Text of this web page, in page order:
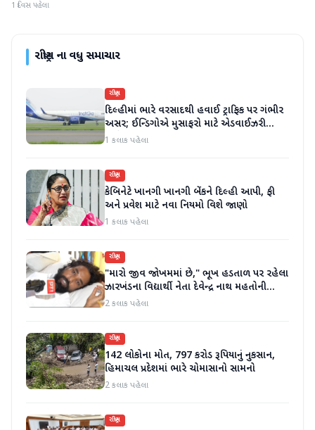
1 દિવસ પહેલા
રાષ્ટ્રીયના વધુ સમાચાર
રાષ્ટ્રીય
દિલ્હીમાં ભારે વરસાદથી હવાઈ ટ્રાફિક પર ગંભીર
અસર; ઈન્ડિગોએ મુસાફરો માટે એડવાઈઝરી
જાહેર કરી
1 કલાક પહેલા
રાષ્ટ્રીય
કેબિનેટે ખાનગી ખાનગી બેંકને દિલ્હી આપી, ફી
અને પ્રવેશ માટે નવા નિયમો વિશે જાણો
1 કલાક પહેલા
રાષ્ટ્રીય
"મારો જીવ જોખમમાં છે," ભૂખ હડતાળ પર રહેલા
ઝારખંડના વિદ્યાર્થી નેતા દેવેન્દ્ર નાથ મહતોની
તબિયત ખરાબ
2 કલાક પહેલા
રાષ્ટ્રીય
142 લોકોના મોત, 797 કરોડ રૂપિયાનું નુકસાન,
હિમાચલ પ્રદેશમાં ભારે ચોમાસાનો સામનો
2 કલાક પહેલા
રાષ્ટ્રીય